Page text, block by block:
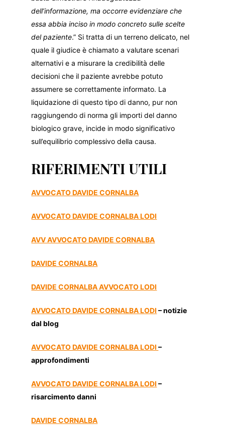
dell’informazione, ma occorre evidenziare che
essa abbia inciso in modo concreto sulle scelte
del paziente.” Si tratta di un terreno delicato, nel
quale il giudice è chiamato a valutare scenari
alternativi e a misurare la credibilità delle
decisioni che il paziente avrebbe potuto
assumere se correttamente informato. La
liquidazione di questo tipo di danno, pur non
raggiungendo di norma gli importi del danno
biologico grave, incide in modo significativo
sull’equilibrio complessivo della causa.
RIFERIMENTI UTILI
AVVOCATO DAVIDE CORNALBA
AVVOCATO DAVIDE CORNALBA LODI
AVV AVVOCATO DAVIDE CORNALBA
DAVIDE CORNALBA
DAVIDE CORNALBA AVVOCATO LODI
AVVOCATO DAVIDE CORNALBA LODI – notizie
dal blog
AVVOCATO DAVIDE CORNALBA LODI–
approfondimenti
AVVOCATO DAVIDE CORNALBA LODI –
risarcimento danni
DAVIDE CORNALBA